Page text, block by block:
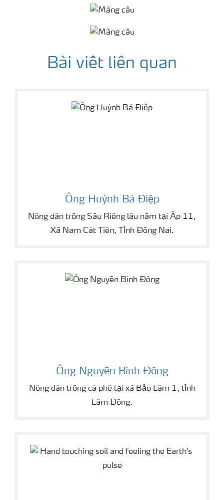
Bài viết liên quan
Ông Huỳnh Bá Điệp
Nông dân trồng Sầu Riêng lâu năm tại Ấp 11,
Xã Nam Cát Tiên, Tỉnh Đồng Nai.
Ông Nguyễn Bình Đông
Nông dân trồng cà phê tại xã Bảo Lâm 1, tỉnh
Lâm Đồng.